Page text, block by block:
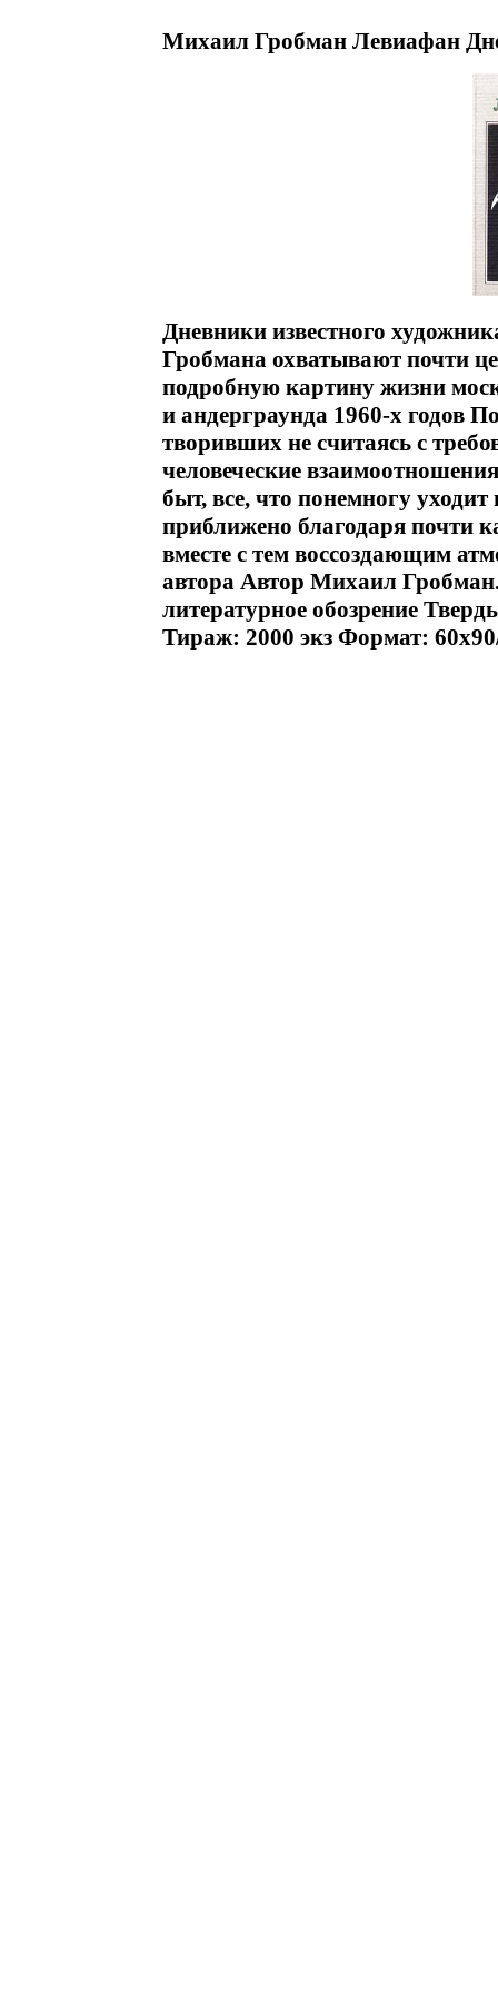
Михаил Гробман Левиафан
Дневники известного
Гробмана охватывают почти
подробную картину жизни
и андерграунда 1960-х годов
творивших не считаясь с
человеческие
быт, все, что понемногу
приближено благодаря почти
вместе с тем воссоздающим
автора Автор Михаил
литературное обозрение
Тираж: 2000 экз Формат: